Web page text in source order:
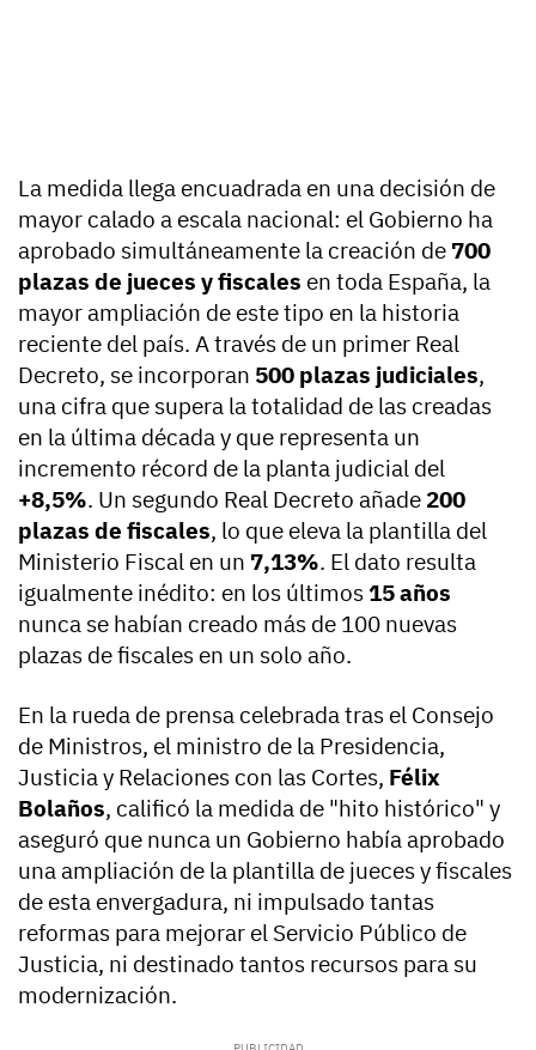
La medida llega encuadrada en una decisión de
mayor calado a escala nacional: el Gobierno ha
aprobado simultáneamente la creación de 700
plazas de jueces y fiscales en toda España, la
mayor ampliación de este tipo en la historia
reciente del país. A través de un primer Real
Decreto, se incorporan 500 plazas judiciales,
una cifra que supera la totalidad de las creadas
en la última década y que representa un
incremento récord de la planta judicial del
+8,5%. Un segundo Real Decreto añade 200
plazas de fiscales, lo que eleva la plantilla del
Ministerio Fiscal en un 7,13%. El dato resulta
igualmente inédito: en los últimos 15 años
nunca se habían creado más de 100 nuevas
plazas de fiscales en un solo año.
En la rueda de prensa celebrada tras el Consejo
de Ministros, el ministro de la Presidencia,
Justicia y Relaciones con las Cortes, Félix
Bolaños, calificó la medida de "hito histórico" y
aseguró que nunca un Gobierno había aprobado
una ampliación de la plantilla de jueces y fiscales
de esta envergadura, ni impulsado tantas
reformas para mejorar el Servicio Público de
Justicia, ni destinado tantos recursos para su
modernización.